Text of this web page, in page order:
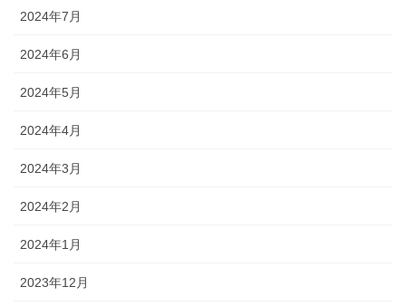
2024年7月
2024年6月
2024年5月
2024年4月
2024年3月
2024年2月
2024年1月
2023年12月